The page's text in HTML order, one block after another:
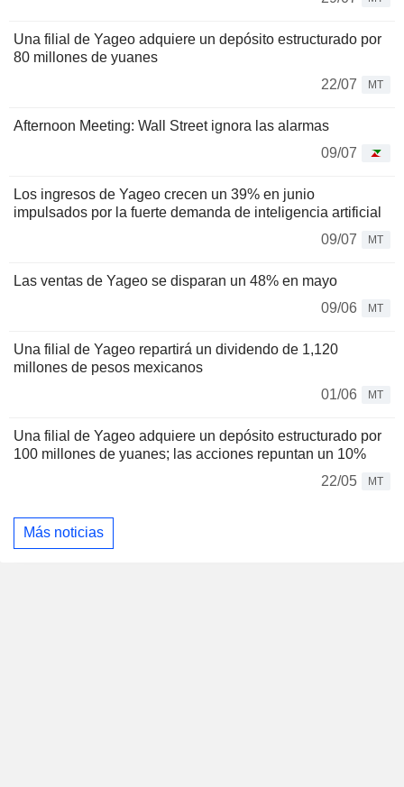
Una filial de Yageo adquiere un depósito estructurado por
80 millones de yuanes
22/07
MT
Afternoon Meeting: Wall Street ignora las alarmas
09/07
Los ingresos de Yageo crecen un 39% en junio
impulsados por la fuerte demanda de inteligencia artificial
09/07
MT
Las ventas de Yageo se disparan un 48% en mayo
09/06
MT
Una filial de Yageo repartirá un dividendo de 1,120
millones de pesos mexicanos
01/06
MT
Una filial de Yageo adquiere un depósito estructurado por
100 millones de yuanes; las acciones repuntan un 10%
22/05
MT
Más noticias